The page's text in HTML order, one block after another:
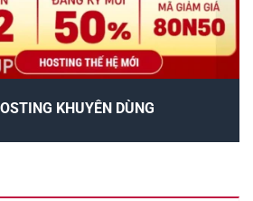
KHUYÊN DÙNG